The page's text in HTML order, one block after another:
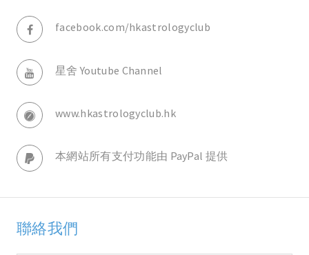
facebook.com/hkastrologyclub
星舍 Youtube Channel
www.hkastrologyclub.hk
本網站所有支付功能由 PayPal 提供
聯絡我們